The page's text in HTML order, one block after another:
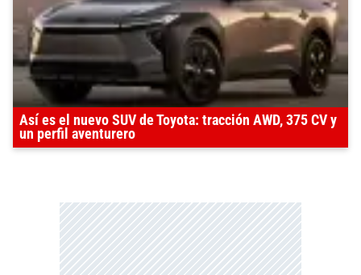
Así es el nuevo SUV de Toyota: tracción AWD, 375 CV y
un perfil aventurero